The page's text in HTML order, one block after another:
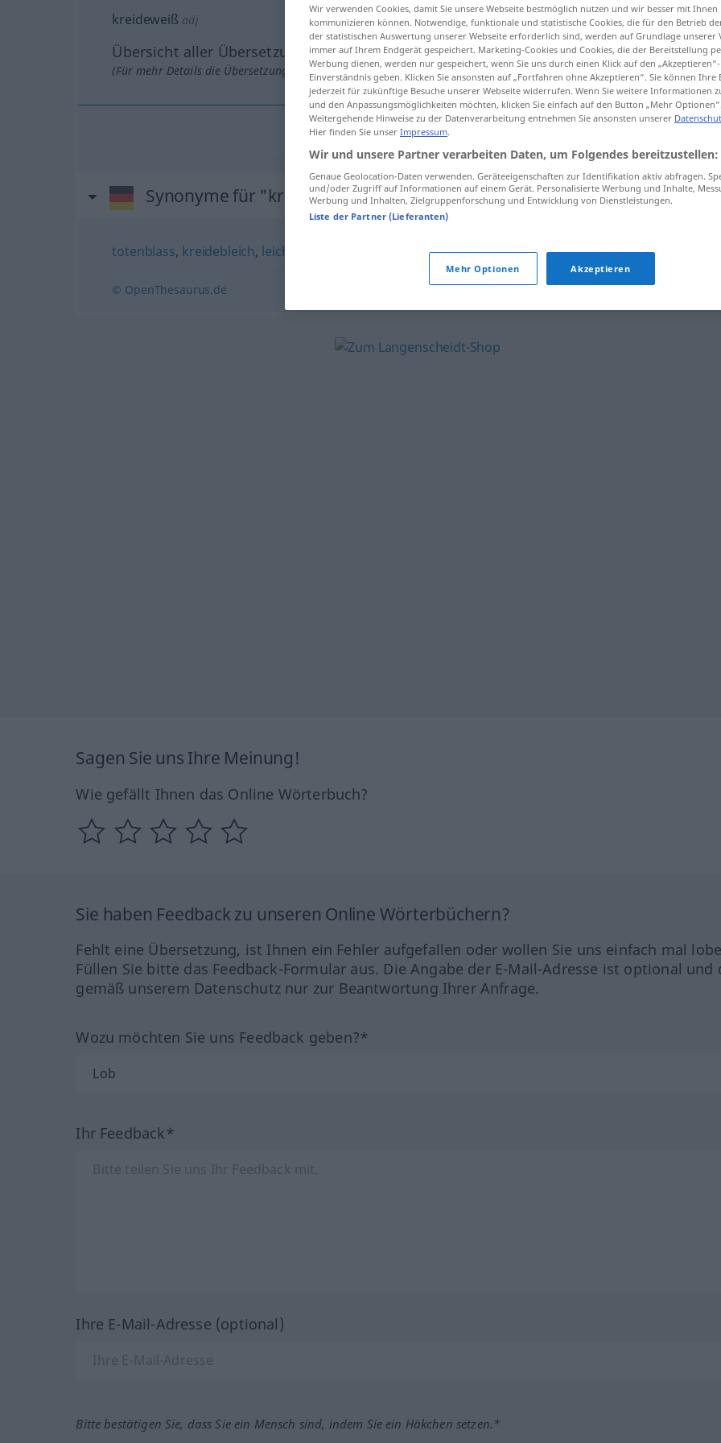
kreideweiß adj
Übersicht aller Übersetzungen
(Für mehr Details die Übersetzung anklicken/antippen)
Synonyme für "kreideweiß"
totenblass, kreidebleich, leichenblass ,käseweiß,käsig,fahl,aschfahl
© OpenThesaurus.de
Sagen Sie uns Ihre Meinung!
Wie gefällt Ihnen das Online Wörterbuch?
Sie haben Feedback zu unseren Online Wörterbüchern?
Fehlt eine Übersetzung, ist Ihnen ein Fehler aufgefallen oder wollen Sie uns einfach mal
Füllen Sie bitte das Feedback-Formular aus. Die Angabe der E-Mail-Adresse ist optional und
gemäß unserem Datenschutz nur zur Beantwortung Ihrer Anfrage.
Wozu möchten Sie uns Feedback geben?*
Ihr Feedback*
Ihre E-Mail-Adresse (optional)
Bitte bestätigen Sie, dass Sie ein Mensch sind, indem Sie ein Häkchen setzen.*
Wir verwenden Cookies, damit Sie unsere Webseite bestmöglich nutzen und wir besser mit Ihnen
kommunizieren können. Notwendige, funktionale und statistische Cookies, die für den Betrieb
der statistischen Auswertung unserer Webseite erforderlich sind, werden auf Grundlage unserer
immer auf Ihrem Endgerät gespeichert. Marketing-Cookies und Cookies, die der Bereitstellung
Werbung dienen, werden nur gespeichert, wenn Sie uns durch einen Klick auf den
Einverständnis geben. Klicken Sie ansonsten auf „Fortfahren ohne Akzeptieren“. Sie können Ihre
jederzeit für zukünftige Besuche unserer Webseite widerrufen. Wenn Sie weitere Informationen
und den Anpassungsmöglichkeiten möchten, klicken Sie einfach auf den Button „Mehr Optionen“.
Weitergehende Hinweise zu der Datenverarbeitung entnehmen Sie ansonsten unserer
Hier finden Sie unser Impressum.
Wir und unsere Partner verarbeiten Daten, um Folgendes bereitzustellen:
Genaue Geolocation-Daten verwenden. Geräteeigenschaften zur Identifikation aktiv abfragen.
und/oder Zugriff auf Informationen auf einem Gerät. Personalisierte Werbung und Inhalte,
Werbung und Inhalten, Zielgruppenforschung und Entwicklung von Dienstleistungen.
Liste der Partner (Lieferanten)
Mehr Optionen Akzeptieren